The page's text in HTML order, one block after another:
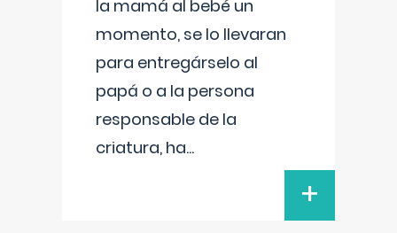
la mamá al bebé un
momento, se lo llevaran
para entregárselo al
papá o a la persona
responsable de la
criatura, ha...
+